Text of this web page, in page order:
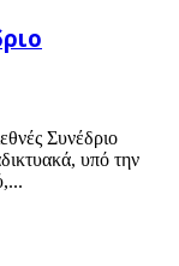
Συνέδριο
υπό την